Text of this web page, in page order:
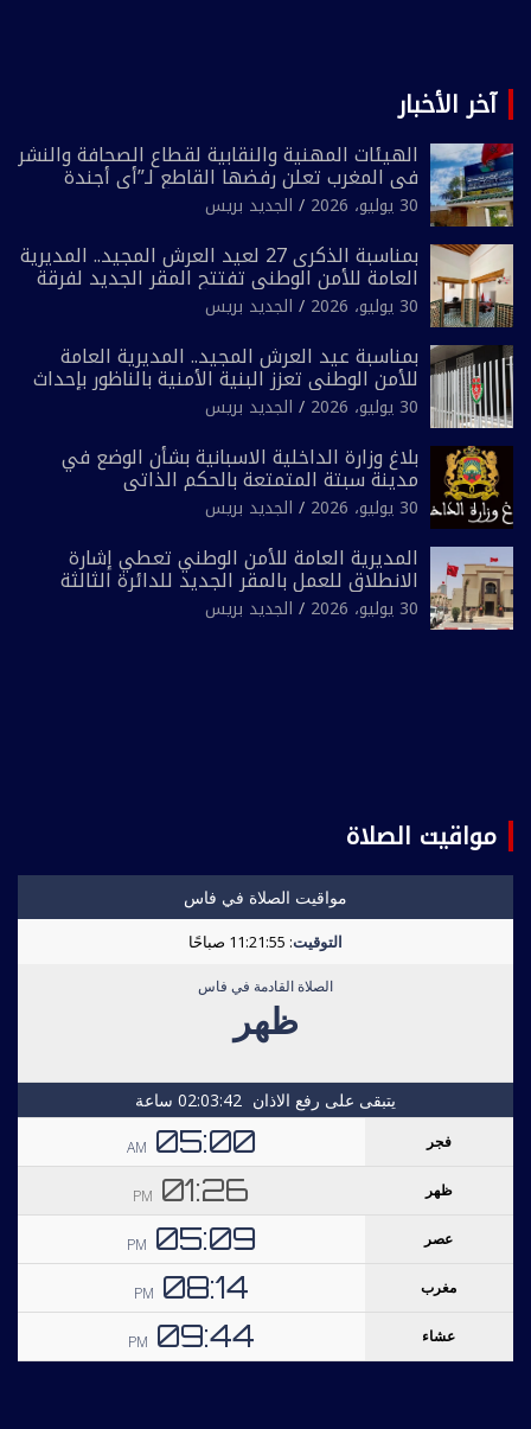
آخر الأخبار
الهيئات المهنية والنقابية لقطاع الصحافة والنشر
في المغرب تعلن رفضها القاطع لـ”أي أجندة
انتخابية مُعدة على مقاس سياسي ومصلحي
ضيق”
30 يوليو، 2026 الجديد بريس
بمناسبة الذكرى 27 لعيد العرش المجيد.. المديرية
العامة للأمن الوطني تفتتح المقر الجديد لفرقة
الشرطة السياحية بفاس
30 يوليو، 2026 الجديد بريس
بمناسبة عيد العرش المجيد.. المديرية العامة
للأمن الوطني تعزز البنية الأمنية بالناظور بإحداث
فرقتين جديدتين
30 يوليو، 2026 الجديد بريس
بلاغ وزارة الداخلية الاسبانية بشأن الوضع في
مدينة سبتة المتمتعة بالحكم الذاتي
30 يوليو، 2026 الجديد بريس
المديرية العامة للأمن الوطني تعطي إشارة
الانطلاق للعمل بالمقر الجديد للدائرة الثالثة
للشرطة بولاية أمن العيون
30 يوليو، 2026 الجديد بريس
مواقيت الصلاة